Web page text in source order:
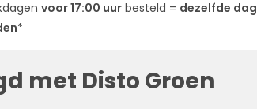
voor 17:00 uur besteld = dezelfde dag
*
met Disto Groen